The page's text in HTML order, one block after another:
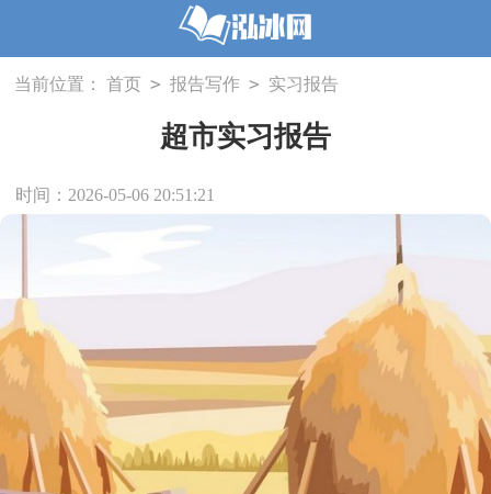
当前位置： 首页 > 报告写作 > 实习报告
超市实习报告
时间：2026-05-06 20:51:21